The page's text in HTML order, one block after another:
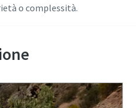
o complessità.